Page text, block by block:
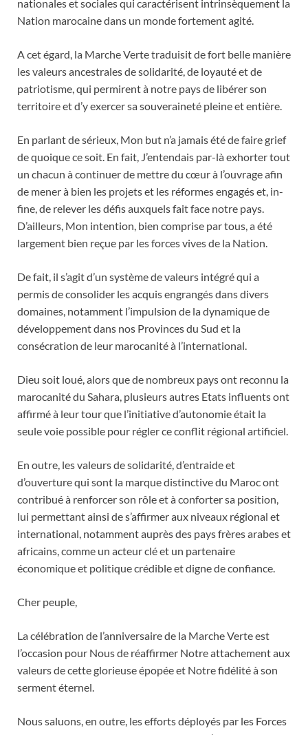
nationales et sociales qui caractérisent intrinsèquement la
Nation marocaine dans un monde fortement agité.
A cet égard, la Marche Verte traduisit de fort belle manière
les valeurs ancestrales de solidarité, de loyauté et de
patriotisme, qui permirent à notre pays de libérer son
territoire et d’y exercer sa souveraineté pleine et entière.
En parlant de sérieux, Mon but n’a jamais été de faire grief
de quoique ce soit. En fait, J’entendais par-là exhorter tout
un chacun à continuer de mettre du cœur à l’ouvrage afin
de mener à bien les projets et les réformes engagés et, in-
fine, de relever les défis auxquels fait face notre pays.
D’ailleurs, Mon intention, bien comprise par tous, a été
largement bien reçue par les forces vives de la Nation.
De fait, il s’agit d’un système de valeurs intégré qui a
permis de consolider les acquis engrangés dans divers
domaines, notamment l’impulsion de la dynamique de
développement dans nos Provinces du Sud et la
consécration de leur marocanité à l’international.
Dieu soit loué, alors que de nombreux pays ont reconnu la
marocanité du Sahara, plusieurs autres Etats influents ont
affirmé à leur tour que l’initiative d’autonomie était la
seule voie possible pour régler ce conflit régional artificiel.
En outre, les valeurs de solidarité, d’entraide et
d’ouverture qui sont la marque distinctive du Maroc ont
contribué à renforcer son rôle et à conforter sa position,
lui permettant ainsi de s’affirmer aux niveaux régional et
international, notamment auprès des pays frères arabes et
africains, comme un acteur clé et un partenaire
économique et politique crédible et digne de confiance.
Cher peuple,
La célébration de l’anniversaire de la Marche Verte est
l’occasion pour Nous de réaffirmer Notre attachement aux
valeurs de cette glorieuse épopée et Notre fidélité à son
serment éternel.
Nous saluons, en outre, les efforts déployés par les Forces